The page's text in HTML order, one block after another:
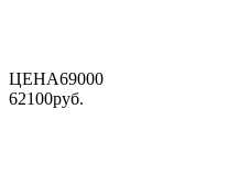
ЦЕНА69000
62100руб.